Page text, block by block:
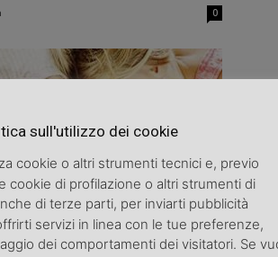
0
dormire per crescere
0
sull'utilizzo dei cookie
cookie o altri strumenti tecnici e, previo
cookie di profilazione o altri strumenti di
di terze parti, per inviarti pubblicità
servizi in linea con le tue preferenze,
dei comportamenti dei visitatori. Se